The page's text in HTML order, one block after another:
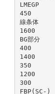
LMEGP
450
線条体
1600
BG部分
400
1400
350
1200
300
FBP(SC-)